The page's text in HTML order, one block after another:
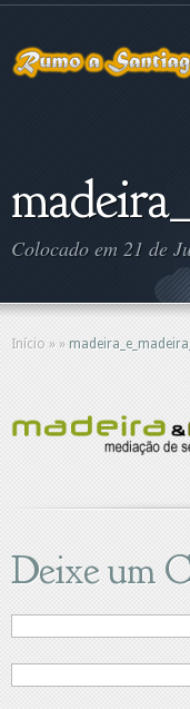
Colocado em 21 de
Início » »
Deixe um